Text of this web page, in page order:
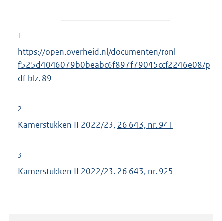
1
https://open.overheid.nl/documenten/ronl-
f525d4046079b0beabc6f897f79045ccf2246e08/p
df blz. 89
2
Kamerstukken II 2022/23, 26 643, nr. 941
3
Kamerstukken II 2022/23. 26 643, nr. 925